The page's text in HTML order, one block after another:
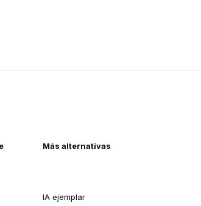
Más alternativas
IA ejemplar